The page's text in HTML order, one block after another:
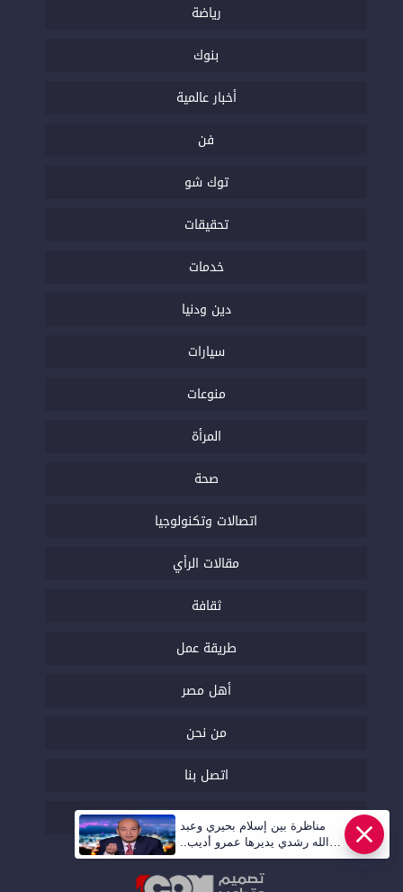
رياضة
بنوك
أخبار عالمية
فن
توك شو
تحقيقات
خدمات
دين ودنيا
سيارات
منوعات
المرأة
صحة
اتصالات وتكنولوجيا
مقالات الرأي
ثقافة
طريقة عمل
أهل مصر
من نحن
اتصل بنا
السياسة التحريرية
مناظرة بين إسلام بحيري وعبد
الله رشدي يديرها عمرو أديب..
قريبا | أهل مصر